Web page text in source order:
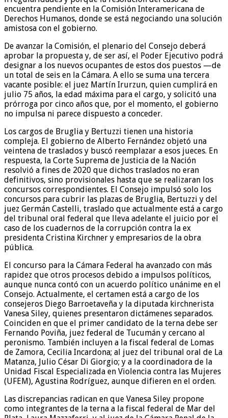
encuentra pendiente en la Comisión Interamericana de
Derechos Humanos, donde se está negociando una solución
amistosa con el gobierno.
De avanzar la Comisión, el plenario del Consejo deberá
aprobar la propuesta y, de ser así, el Poder Ejecutivo podrá
designar a los nuevos ocupantes de estos dos puestos —de
un total de seis en la Cámara. A ello se suma una tercera
vacante posible: el juez Martín Irurzun, quien cumplirá en
julio 75 años, la edad máxima para el cargo, y solicitó una
prórroga por cinco años que, por el momento, el gobierno
no impulsa ni parece dispuesto a conceder.
Los cargos de Bruglia y Bertuzzi tienen una historia
compleja. El gobierno de Alberto Fernández objetó una
veintena de traslados y buscó reemplazar a esos jueces. En
respuesta, la Corte Suprema de Justicia de la Nación
resolvió a fines de 2020 que dichos traslados no eran
definitivos, sino provisionales hasta que se realizaran los
concursos correspondientes. El Consejo impulsó solo los
concursos para cubrir las plazas de Bruglia, Bertuzzi y del
juez Germán Castelli, traslado que actualmente está a cargo
del tribunal oral federal que lleva adelante el juicio por el
caso de los cuadernos de la corrupción contra la ex
presidenta Cristina Kirchner y empresarios de la obra
pública.
El concurso para la Cámara Federal ha avanzado con más
rapidez que otros procesos debido a impulsos políticos,
aunque nunca contó con un acuerdo político unánime en el
Consejo. Actualmente, el certamen está a cargo de los
consejeros Diego Barroetaveña y la diputada kirchnerista
Vanesa Siley, quienes presentaron dictámenes separados.
Coinciden en que el primer candidato de la terna debe ser
Fernando Poviña, juez federal de Tucumán y cercano al
peronismo. También incluyen a la fiscal federal de Lomas
de Zamora, Cecilia Incardona; al juez del tribunal oral de La
Matanza, Julio César Di Giorgio; y a la coordinadora de la
Unidad Fiscal Especializada en Violencia contra las Mujeres
(UFEM), Agustina Rodríguez, aunque difieren en el orden.
Las discrepancias radican en que Vanesa Siley propone
como integrantes de la terna a la fiscal federal de Mar del